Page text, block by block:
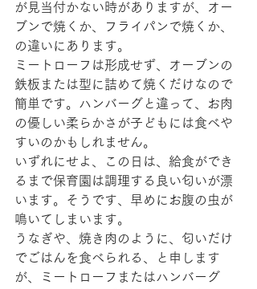
が見当付かない時がありますが、オー
ブンで焼くか、フライパンで焼くか、
の違いにあります。
ミートローフは形成せず、オーブンの
鉄板または型に詰めて焼くだけなので
簡単です。ハンバーグと違って、お肉
の優しい柔らかさが子どもには食べや
すいのかもしれません。
いずれにせよ、この日は、給食ができ
るまで保育園は調理する良い匂いが漂
います。そうです、早めにお腹の虫が
鳴いてしまいます。
うなぎや、焼き肉のように、匂いだけ
でごはんを食べられる、と申します
が、ミートローフまたはハンバーグ